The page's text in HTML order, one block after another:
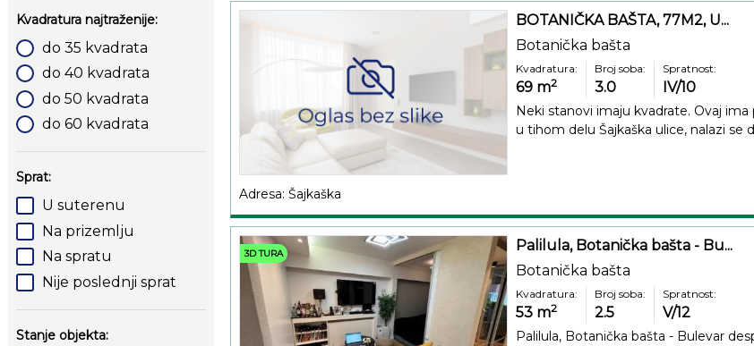
Kvadratura najtraženije:
do 35 kvadrata
do 40 kvadrata
do 50 kvadrata
do 60 kvadrata
Sprat:
U suterenu
Na prizemlju
Na spratu
Nije poslednji sprat
Stanje objekta:
BOTANIČKA BAŠTA, 77M2, U...
Botanička bašta
Kvadratura:
69 m2
Broj soba:
3.0
Spratnost:
IV/10
Neki stanovi imaju kvadrate. Ovaj ima
u tihom delu Šajkaška ulice, nalazi se
Adresa: Šajkaška
3D TURA
Palilula, Botanička bašta - Bu...
Botanička bašta
Kvadratura:
53 m2
Broj soba:
2.5
Spratnost:
V/12
Palilula, Botanička bašta - Bulevar